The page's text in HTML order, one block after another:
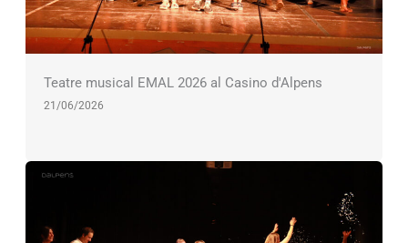
Teatre musical EMAL 2026 al Casino d'Alpens
21/06/2026